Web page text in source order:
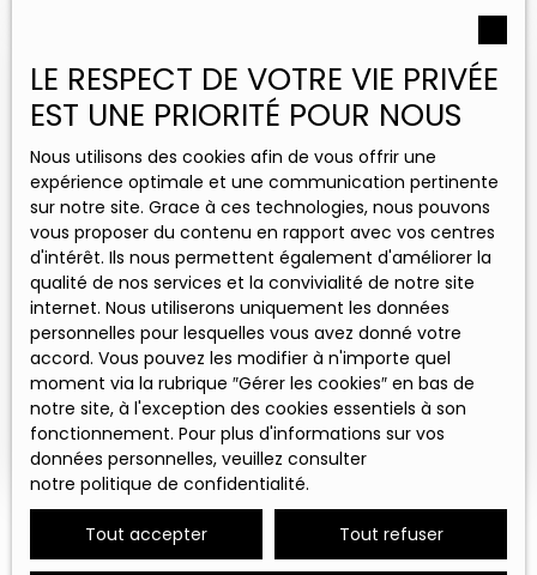
Estimez votre propriété
avec DOM
Grâce à ses 5 agences implantées en Hauts-de-
France et en Occitanie, DOM bénéficie d'une
parfaite connaissance des marchés immobiliers
locaux. Cette expertise nous permet de vous
fournir une estimation précise.
Adresse de votre bien
Estimer mon bien
LE RESPECT DE VOTRE VIE PRIVÉE
EST UNE PRIORITÉ POUR NOUS
Nous utilisons des cookies afin de vous offrir une
expérience optimale et une communication pertinente
sur notre site. Grace à ces technologies, nous pouvons
vous proposer du contenu en rapport avec vos centres
d'intérêt. Ils nous permettent également d'améliorer la
qualité de nos services et la convivialité de notre site
internet. Nous utiliserons uniquement les données
personnelles pour lesquelles vous avez donné votre
accord. Vous pouvez les modifier à n'importe quel
moment via la rubrique ″Gérer les cookies″ en bas de
notre site, à l'exception des cookies essentiels à son
fonctionnement. Pour plus d'informations sur vos
données personnelles, veuillez consulter
notre politique de confidentialité.
Tout accepter Tout refuser